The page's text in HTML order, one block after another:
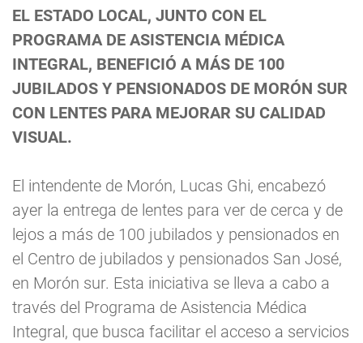
EL ESTADO LOCAL, JUNTO CON EL
PROGRAMA DE ASISTENCIA MÉDICA
INTEGRAL, BENEFICIÓ A MÁS DE 100
JUBILADOS Y PENSIONADOS DE MORÓN SUR
CON LENTES PARA MEJORAR SU CALIDAD
VISUAL.
El intendente de Morón, Lucas Ghi, encabezó
ayer la entrega de lentes para ver de cerca y de
lejos a más de 100 jubilados y pensionados en
el Centro de jubilados y pensionados San José,
en Morón sur. Esta iniciativa se lleva a cabo a
través del Programa de Asistencia Médica
Integral, que busca facilitar el acceso a servicios